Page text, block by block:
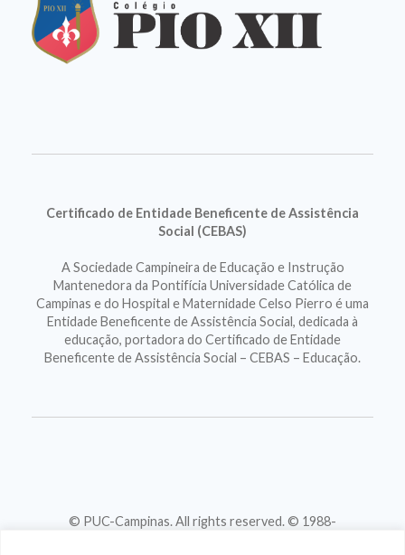
Certificado de Entidade Beneficente de Assistência
Social (CEBAS)
A Sociedade Campineira de Educação e Instrução
Mantenedora da Pontifícia Universidade Católica de
Campinas e do Hospital e Maternidade Celso Pierro é uma
Entidade Beneficente de Assistência Social, dedicada à
educação, portadora do Certificado de Entidade
Beneficente de Assistência Social – CEBAS – Educação.
© PUC-Campinas. All rights reserved. © 1988-